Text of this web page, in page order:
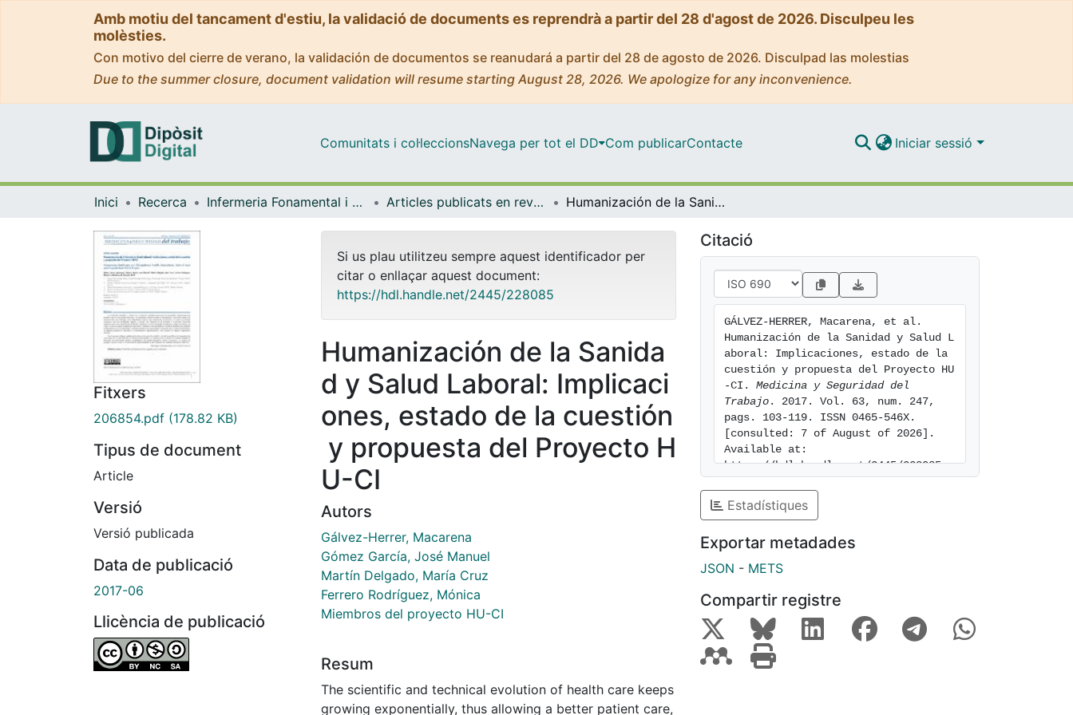
Amb motiu del tancament d'estiu, la validació de documents es reprendrà a partir del 28 d'agost de 2026. Disculpeu les
molèsties.
Con motivo del cierre de verano, la validación de documentos se reanudará a partir del 28 de agosto de 2026. Disculpad las molestias
Due to the summer closure, document validation will resume starting August 28, 2026. We apologize for any inconvenience.
Comunitats i col·leccionsNavega per tot el DD Com publicarContacte Iniciar sessió
Inici Recerca Infermeria Fonamental i Clínica Articles publicats en revistes (Infermeria Fonamental i Clínica) Humanización de la Sanidad y Salud Laboral: Implicaciones, estado de la cuestión y propuesta del Proyecto HU-CI
Fitxers
206854.pdf (178.82 KB)
Tipus de document
Article
Versió
Versió publicada
Data de publicació
2017-06
Llicència de publicació
Si us plau utilitzeu sempre aquest identificador per
citar o enllaçar aquest document:
https://hdl.handle.net/2445/228085
Humanización de la Sanida
d y Salud Laboral: Implicaci
ones, estado de la cuestión
y propuesta del Proyecto H
U-CI
Autors
Gálvez-Herrer, Macarena
Gómez García, José Manuel
Martín Delgado, María Cruz
Ferrero Rodríguez, Mónica
Miembros del proyecto HU-CI
Resum
The scientific and technical evolution of health care keeps
growing exponentially, thus allowing a better patient care,
Citació
GÁLVEZ-HERRER, Macarena, et al.
Humanización de la Sanidad y Salud L
aboral: Implicaciones, estado de la
cuestión y propuesta del Proyecto HU
-CI. Medicina y Seguridad del
Trabajo . 2017. Vol. 63, num. 247,
pags. 103-119. ISSN 0465-546X.
[consulted: 7 of August of 2026].
Available at:
https://hdl.handle.net/2445/228085
Estadístiques
Exportar metadades
JSON - METS
Compartir registre